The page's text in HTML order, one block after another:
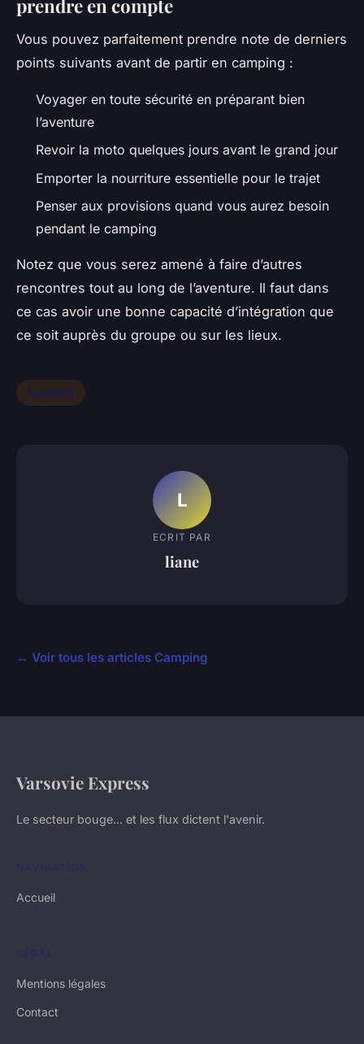
prendre en compte
Vous pouvez parfaitement prendre note de derniers
points suivants avant de partir en camping :
Voyager en toute sécurité en préparant bien
l’aventure
Revoir la moto quelques jours avant le grand jour
Emporter la nourriture essentielle pour le trajet
Penser aux provisions quand vous aurez besoin
pendant le camping
Notez que vous serez amené à faire d’autres
rencontres tout au long de l’aventure. Il faut dans
ce cas avoir une bonne capacité d’intégration que
ce soit auprès du groupe ou sur les lieux.
Camping
L
ECRIT PAR
liane
← Voir tous les articles Camping
Varsovie Express
Le secteur bouge... et les flux dictent l'avenir.
NAVIGATION
Accueil
LÉGAL
Mentions légales
Contact